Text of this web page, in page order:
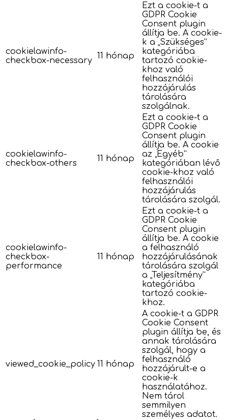
cookielawinfo-
checkbox-necessary 11 hónap
Ezt a cookie-t a
GDPR Cookie
Consent plugin
állítja be. A cookie-
k a „Szükséges”
kategóriába
tartozó cookie-
khoz való
felhasználói
hozzájárulás
tárolására
szolgálnak.
cookielawinfo-
checkbox-others
11 hónap
Ezt a cookie-t a
GDPR Cookie
Consent plugin
állítja be. A cookie
az „Egyéb”
kategóriában lévő
cookie-khoz való
felhasználói
hozzájárulás
tárolására szolgál.
cookielawinfo-
checkbox-
performance
11 hónap
Ezt a cookie-t a
GDPR Cookie
Consent plugin
állítja be. A cookie
a felhasználó
hozzájárulásának
tárolására szolgál
a „Teljesítmény”
kategóriába
tartozó cookie-
khoz.
viewed_cookie_policy 11 hónap
A cookie-t a GDPR
Cookie Consent
plugin állítja be, és
annak tárolására
szolgál, hogy a
felhasználó
hozzájárult-e a
cookie-k
használatához.
Nem tárol
semmilyen
személyes adatot.